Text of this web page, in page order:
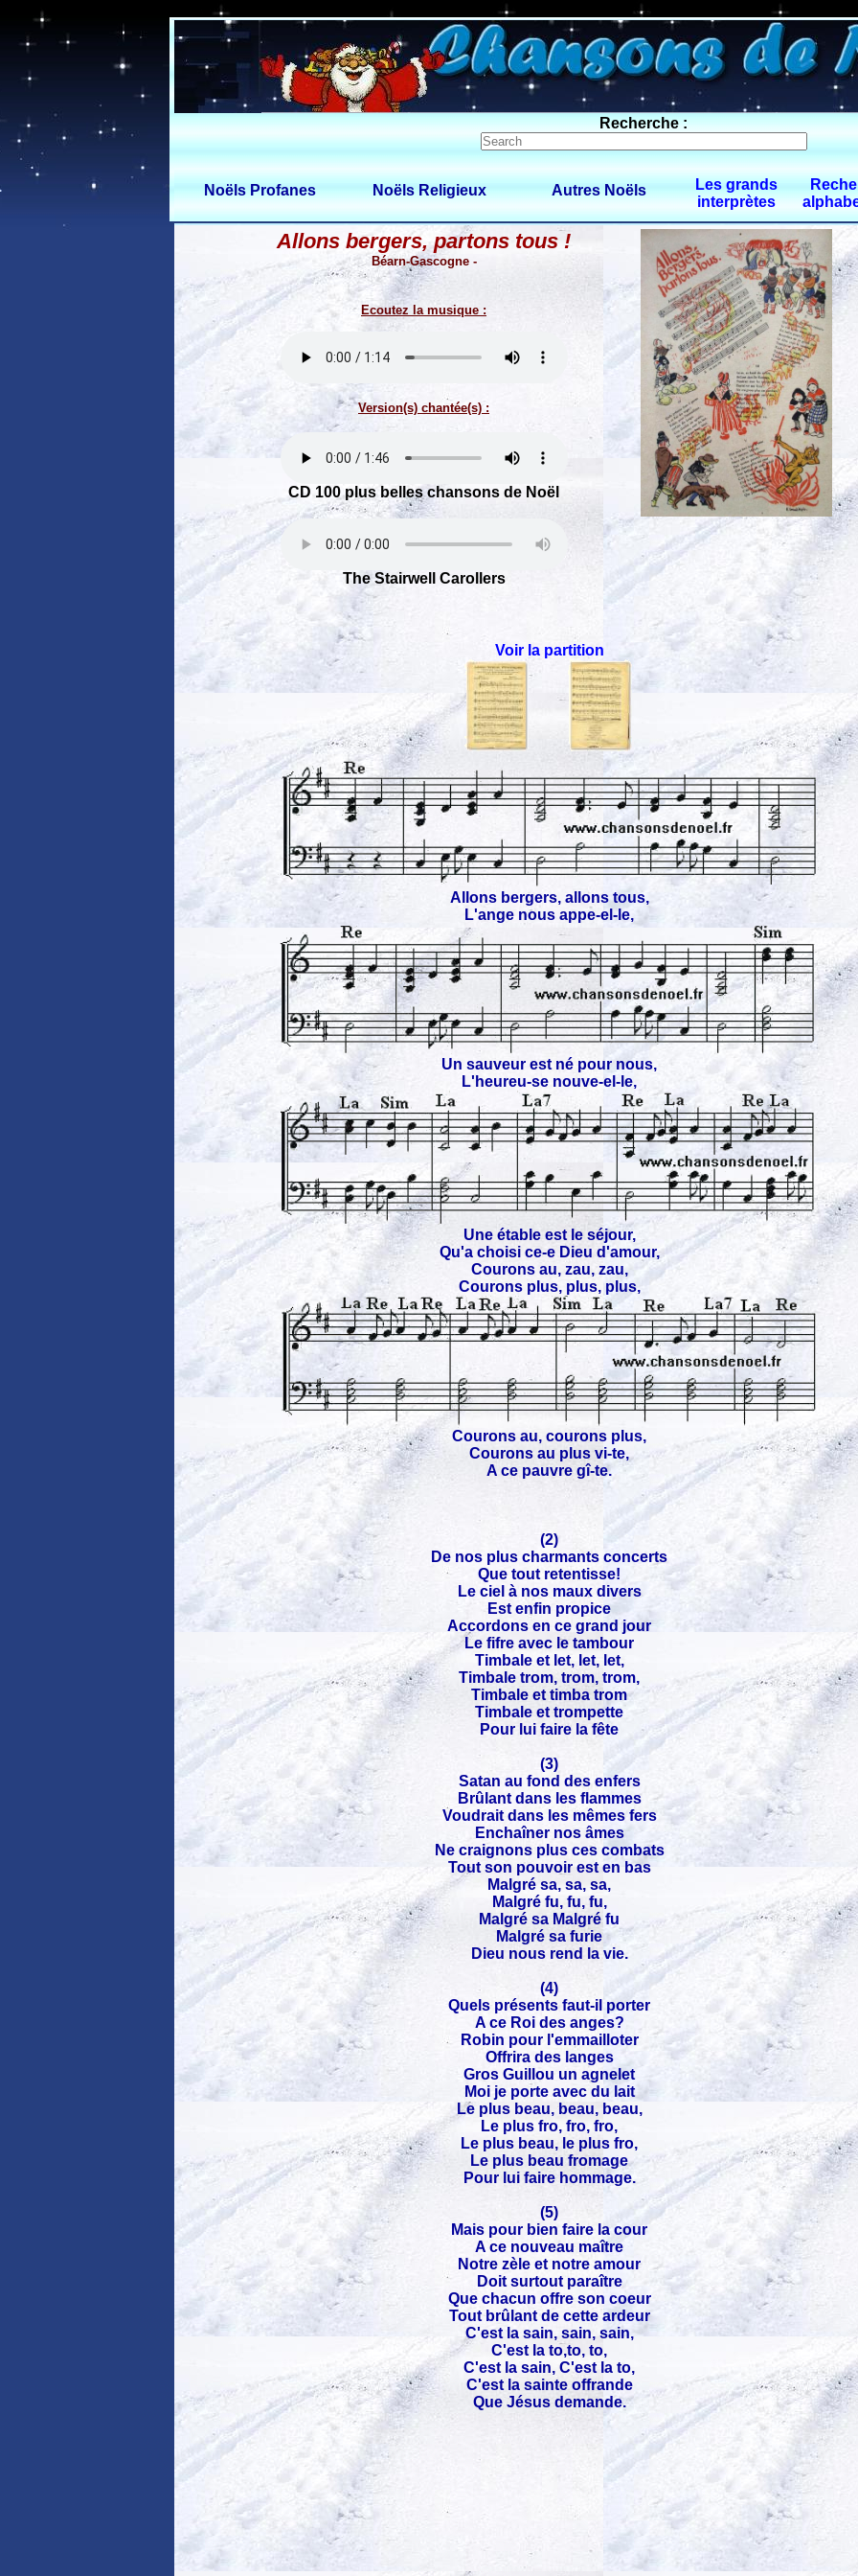
0 $limitbot 1 $limittot 2
Recherche :
Noëls Profanes Noëls Religieux Autres Noëls
Les grands
interprètes
Allons bergers, partons tous !
Béarn-Gascogne -
Ecoutez la musique :
Version(s) chantée(s) :
CD 100 plus belles chansons de Noël
The Stairwell Carollers
Voir la partition
Allons bergers, allons tous,
L'ange nous appe-el-le,
Un sauveur est né pour nous,
L'heureu-se nouve-el-le,
Une étable est le séjour,
Qu'a choisi ce-e Dieu d'amour,
Courons au, zau, zau,
Courons plus, plus, plus,
Courons au, courons plus,
Courons au plus vi-te,
A ce pauvre gî-te.
(2)
De nos plus charmants concerts
Que tout retentisse!
Le ciel à nos maux divers
Est enfin propice
Accordons en ce grand jour
Le fifre avec le tambour
Timbale et let, let, let,
Timbale trom, trom, trom,
Timbale et timba trom
Timbale et trompette
Pour lui faire la fête
(3)
Satan au fond des enfers
Brûlant dans les flammes
Voudrait dans les mêmes fers
Enchaîner nos âmes
Ne craignons plus ces combats
Tout son pouvoir est en bas
Malgré sa, sa, sa,
Malgré fu, fu, fu,
Malgré sa Malgré fu
Malgré sa furie
Dieu nous rend la vie.
(4)
Quels présents faut-il porter
A ce Roi des anges?
Robin pour l'emmailloter
Offrira des langes
Gros Guillou un agnelet
Moi je porte avec du lait
Le plus beau, beau, beau,
Le plus fro, fro, fro,
Le plus beau, le plus fro,
Le plus beau fromage
Pour lui faire hommage.
(5)
Mais pour bien faire la cour
A ce nouveau maître
Notre zèle et notre amour
Doit surtout paraître
Que chacun offre son coeur
Tout brûlant de cette ardeur
C'est la sain, sain, sain,
C'est la to,to, to,
C'est la sain, C'est la to,
C'est la sainte offrande
Que Jésus demande.